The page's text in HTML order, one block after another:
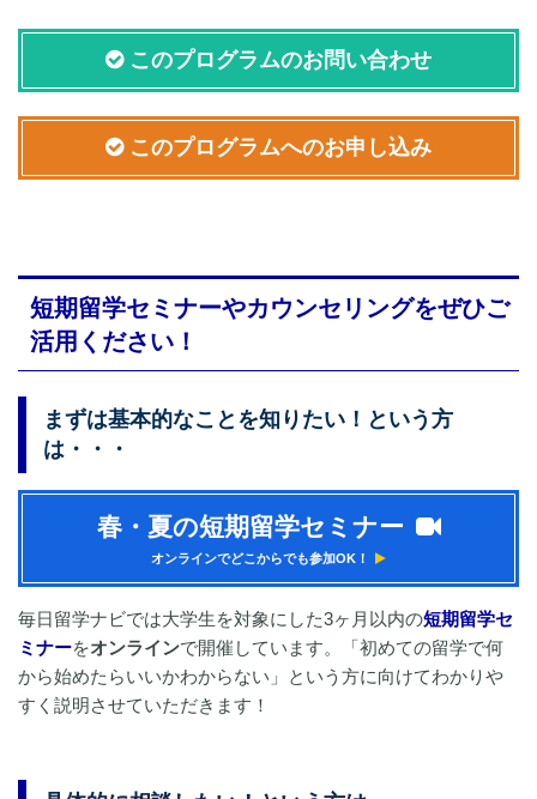
このプログラムのお問い合わせ
このプログラムへのお申し込み
短期留学セミナーやカウンセリングをぜひご
活用ください！
まずは基本的なことを知りたい！という方
は・・・
春・夏の短期留学セミナー
オンラインでどこからでも参加OK！
毎日留学ナビでは大学生を対象にした3ヶ月以内の短期留学セ
ミナーをオンラインで開催しています。「初めての留学で何
から始めたらいいかわからない」という方に向けてわかりや
すく説明させていただきます！